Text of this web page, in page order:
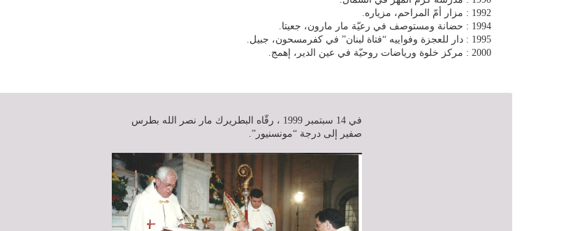
1992 : مزار أمّ المراحم، مزياره.
1994 : حضانة ومستوصف في رعيّة مار مارون، جعيتا.
1995 : دار للعجزة وفواييه “فتاة لبنان” في كفرمسحون، جبيل.
2000 : مركز خلوة ورياضات روحيّة في عين الدير، إهمج.
في 14 سبتمبر 1999 ، رقّاه البطريرك مار نصر الله بطرس
صفير إلى درجة “مونسنيور”.